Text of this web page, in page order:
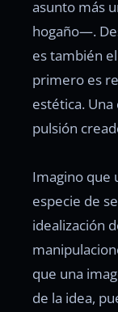
asunto más
hogaño—.
es también
primero es
estética.
pulsión
Imagino que
especie de
idealización
que una
de la idea,